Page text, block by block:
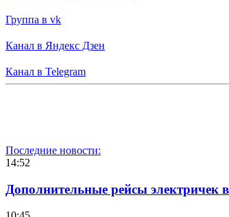
Группа в vk
Канал в Яндекс Дзен
Канал в Telegram
Последние новости:
14:52
Дополнительные рейсы электричек